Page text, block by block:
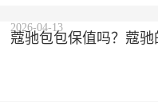
蔻驰包包保值吗？蔻驰
2026-04-13